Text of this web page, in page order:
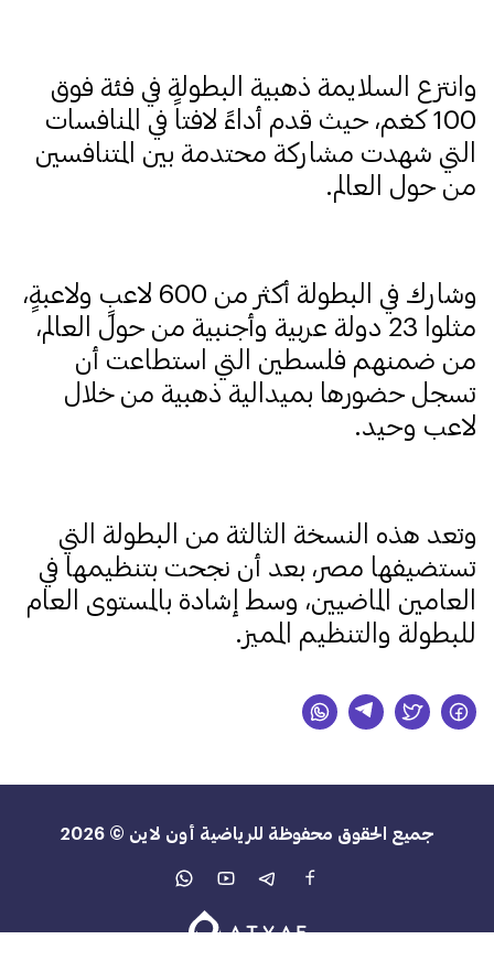
وانتزع السلايمة ذهبية البطولة في فئة فوق
100 كغم، حيث قدم أداءً لافتاً في المنافسات
التي شهدت مشاركة محتدمة بين المتنافسين
من حول العالم.
وشارك في البطولة أكثر من 600 لاعبٍ ولاعبةٍ،
مثلوا 23 دولة عربية وأجنبية من حول العالم،
من ضمنهم فلسطين التي استطاعت أن
تسجل حضورها بميدالية ذهبية من خلال
لاعب وحيد.
وتعد هذه النسخة الثالثة من البطولة التي
تستضيفها مصر، بعد أن نجحت بتنظيمها في
العامين الماضيين، وسط إشادة بالمستوى العام
للبطولة والتنظيم المميز.
جميع الحقوق محفوظة للرياضية أون لاين © 2026